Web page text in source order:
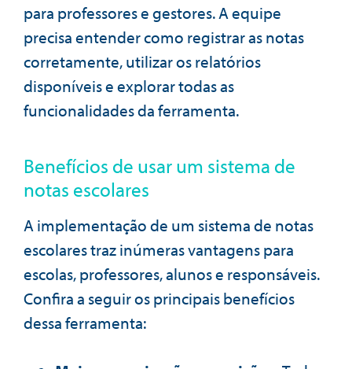
para professores e gestores. A equipe
precisa entender como registrar as notas
corretamente, utilizar os relatórios
disponíveis e explorar todas as
funcionalidades da ferramenta.
Benefícios de usar um sistema de
notas escolares
A implementação de um sistema de notas
escolares traz inúmeras vantagens para
escolas, professores, alunos e responsáveis.
Confira a seguir os principais benefícios
dessa ferramenta: